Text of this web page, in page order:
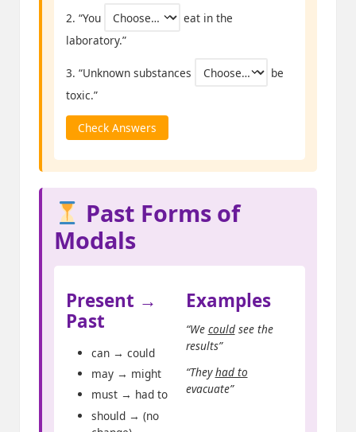
2. “You
eat in the
laboratory.”
3. “Unknown substances
be
toxic.”
Check Answers
Past Forms of
Modals
Present →
Past
can → could
may → might
must → had to
should → (no
Examples
“We couldsee the
results”
“Theyhad to
evacuate”